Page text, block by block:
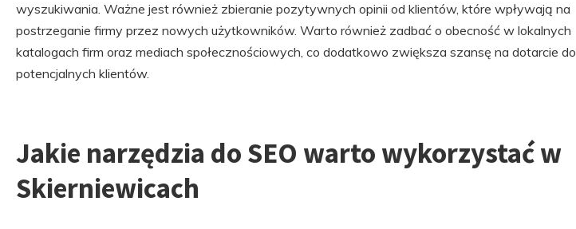
wyszukiwania. Ważne jest również zbieranie pozytywnych opinii od klientów, które wpływają na
postrzeganie firmy przez nowych użytkowników. Warto również zadbać o obecność w lokalnych
katalogach firm oraz mediach społecznościowych, co dodatkowo zwiększa szansę na dotarcie do
potencjalnych klientów.
Jakie narzędzia do SEO warto wykorzystać w
Skierniewicach